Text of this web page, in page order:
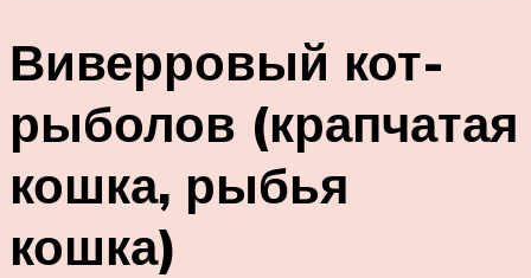
Виверровый кот-
рыболов (крапчатая
кошка, рыбья
кошка)